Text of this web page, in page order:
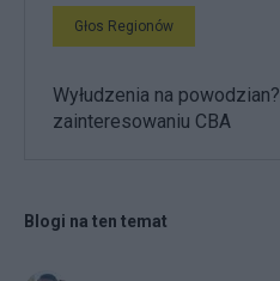
Głos Regionów
Wyłudzenia na
zainteresowaniu CBA
Blogi na ten temat